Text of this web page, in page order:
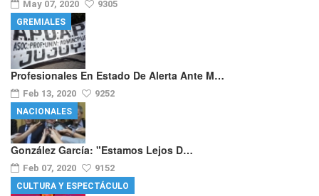
May 07, 2020 9305
Profesionales En Estado De Alerta Ante M…
Feb 13, 2020 9252
GREMIALES
González García: "Estamos Lejos D…
Feb 07, 2020 9152
NACIONALES
CULTURA Y ESPECTÁCULO